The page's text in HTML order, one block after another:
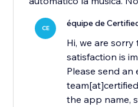
CE équipe de
Hi, we are
satisfaction is
Please send an
the app name,